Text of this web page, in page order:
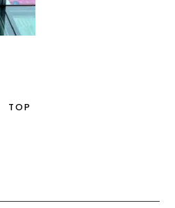
TOP